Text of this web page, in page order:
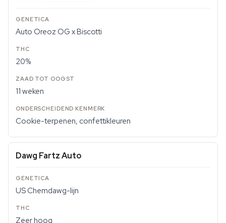
Auto Oreoz OG x Biscotti
20%
11 weken
Cookie-terpenen, confettikleuren
Dawg Fartz Auto
US Chemdawg-lijn
Zeer hoog